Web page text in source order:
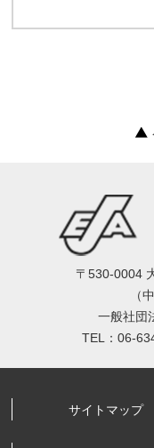
〒530-0004
（
一般社団
TEL：06-
サイトマップ